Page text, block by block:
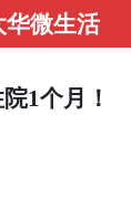
华微生活
1个月！